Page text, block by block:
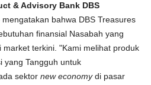
& Advisory Bank DBS
mengatakan bahwa DBS Treasures
finansial Nasabah yang
terkini. "Kami melihat produk
yang Tangguh untuk
sektor new economydi pasar